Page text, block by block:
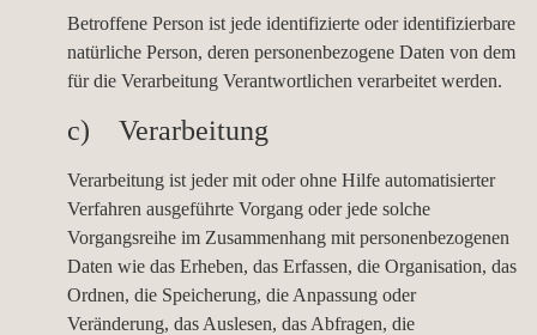
Betroffene Person ist jede identifizierte oder identifizierbare
natürliche Person, deren personenbezogene Daten von dem
für die Verarbeitung Verantwortlichen verarbeitet werden.
c) Verarbeitung
Verarbeitung ist jeder mit oder ohne Hilfe automatisierter
Verfahren ausgeführte Vorgang oder jede solche
Vorgangsreihe im Zusammenhang mit personenbezogenen
Daten wie das Erheben, das Erfassen, die Organisation, das
Ordnen, die Speicherung, die Anpassung oder
Veränderung, das Auslesen, das Abfragen, die